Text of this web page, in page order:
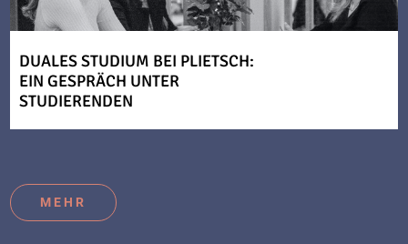
DUALES STUDIUM BEI PLIETSCH:
EIN GESPRÄCH UNTER
STUDIERENDEN
MEHR